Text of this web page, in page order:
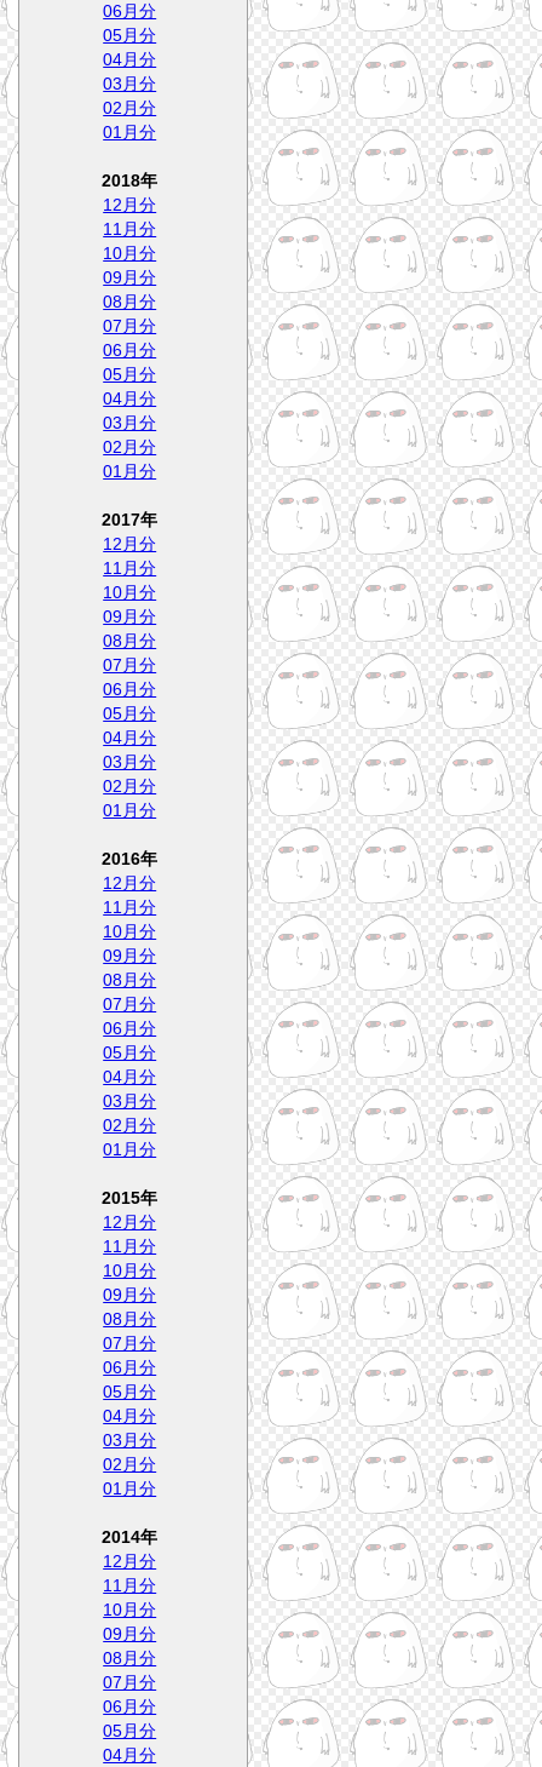
06月分
05月分
04月分
03月分
02月分
01月分
2018年
12月分
11月分
10月分
09月分
08月分
07月分
06月分
05月分
04月分
03月分
02月分
01月分
2017年
12月分
11月分
10月分
09月分
08月分
07月分
06月分
05月分
04月分
03月分
02月分
01月分
2016年
12月分
11月分
10月分
09月分
08月分
07月分
06月分
05月分
04月分
03月分
02月分
01月分
2015年
12月分
11月分
10月分
09月分
08月分
07月分
06月分
05月分
04月分
03月分
02月分
01月分
2014年
12月分
11月分
10月分
09月分
08月分
07月分
06月分
05月分
04月分